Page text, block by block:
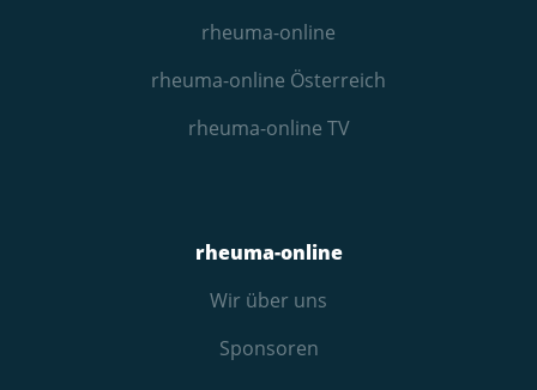
rheuma-online
rheuma-online Österreich
rheuma-online TV
rheuma-online
Wir über uns
Sponsoren